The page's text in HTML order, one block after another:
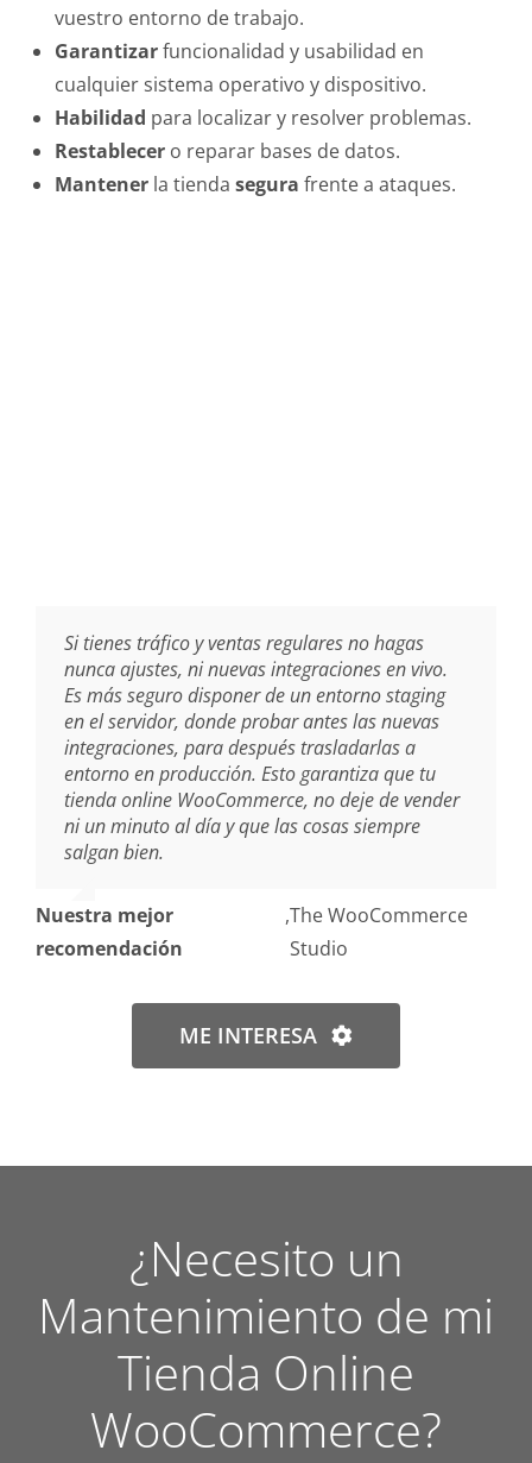
vuestro entorno de trabajo.
Garantizarfuncionalidad y usabilidad en
cualquier sistema operativo y dispositivo.
Habilidad para localizar y resolver problemas.
Restablecero reparar bases de datos.
Mantenerla tienda segura frente a ataques.
Si tienes tráfico y ventas regulares no hagas
nunca ajustes, ni nuevas integraciones en vivo.
Es más seguro disponer de un entorno staging
en el servidor, donde probar antes las nuevas
integraciones, para después trasladarlas a
entorno en producción. Esto garantiza que tu
tienda online WooCommerce, no deje de vender
ni un minuto al día y que las cosas siempre
salgan bien.
Nuestra mejor
recomendación
,The WooCommerce
Studio
ME INTERESA
¿Necesito un
Mantenimiento de mi
Tienda Online
WooCommerce?